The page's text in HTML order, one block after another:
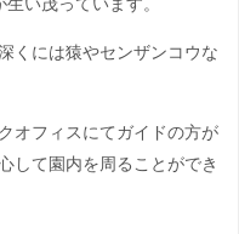
い茂っています。
くには猿やセンザンコウな
オフィスにてガイドの方が
して園内を周ることができ